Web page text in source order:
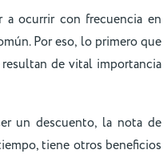
a ocurrir con frecuencia en
Por eso, lo primero que
de vital importancia
un descuento, la nota de
tiene otros beneficios